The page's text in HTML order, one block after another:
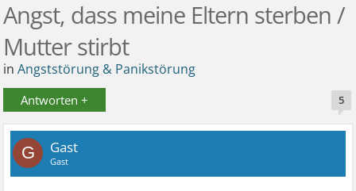
Angst, dass meine Eltern sterben /
Mutter stirbt
inAngststörung & Panikstörung
Antworten + 5
G Gast
Gast